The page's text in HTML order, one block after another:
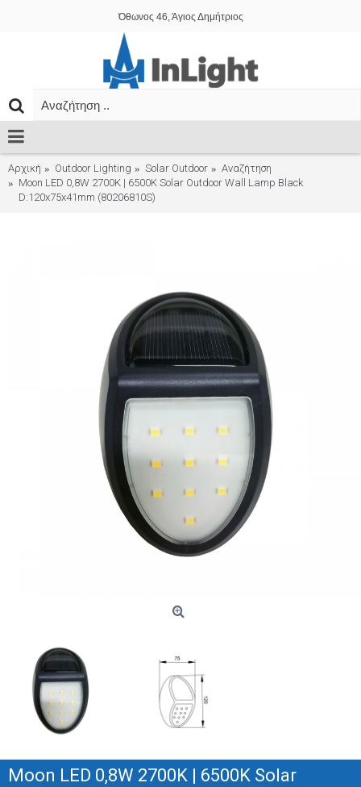
Όθωνος 46, Άγιος Δημήτριος
Αρχική Outdoor Lighting Solar Outdoor
Αναζήτηση
Moon LED 0,8W 2700K | 6500K Solar Outdoor Wall Lamp Black
D:120x75x41mm (80206810S)
Moon LED 0,8W 2700K | 6500K Solar